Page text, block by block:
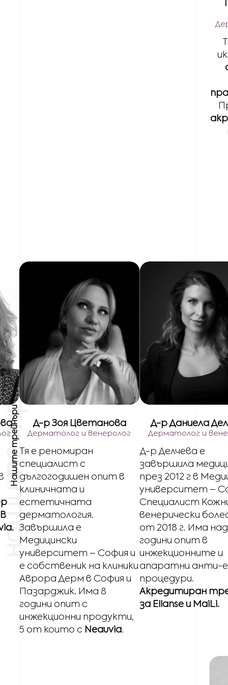
Нашите трейнъри Д-р Зоя Цветанова
Дерматолог и венеролог
Тя е реномиран
специалист с
дългогодишен опит в
клиничната и
естетичната
дерматология.
Завършила е
Медицински
университет – София и
е собственик на клиники
Аврора Дерм в София и
Пазарджик. Има 8
години опит с
инжекционни продукти,
5 от които с Neauvia.
Д-р Даниела
Дерматолог и
Д-р Делчева e
завършила
през 2012 г в
университет –
Специалист
венерически
от 2018 г. Има
години опит в
инжекционните и
апаратни анти-
процедури.
Акредитиран
за Ellanse и MaiLi.